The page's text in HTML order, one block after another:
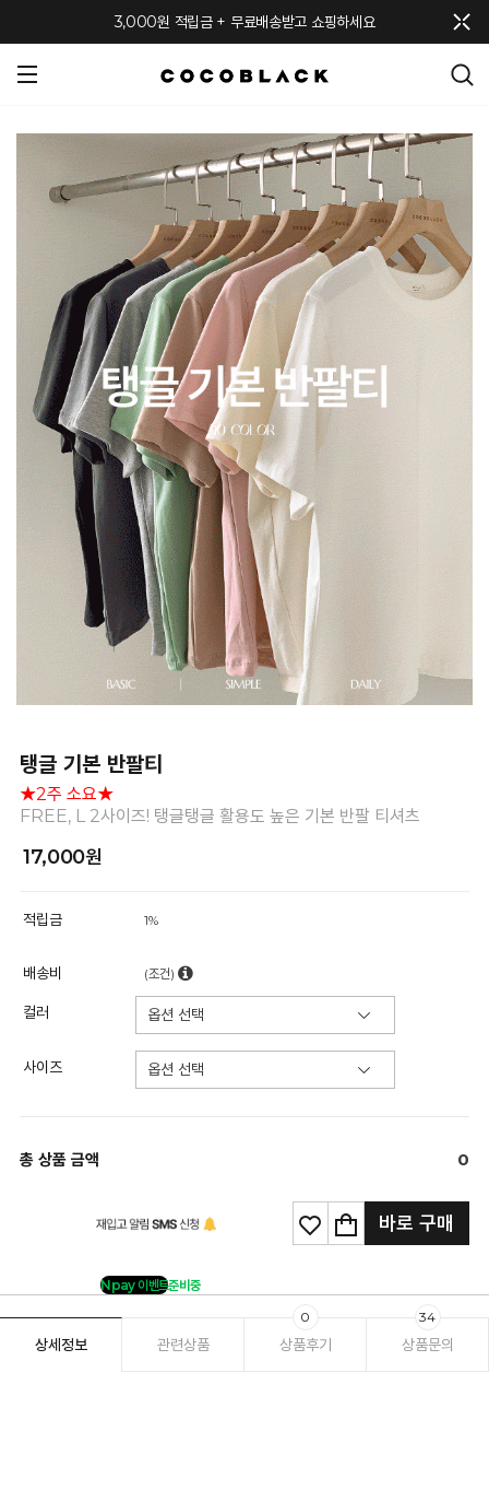
3,000원 적립금 + 무료배송받고 쇼핑하세요
탱글 기본 반팔티
★2주 소요★
FREE, L 2사이즈! 탱글탱글 활용도 높은 기본 반팔 티셔츠
17,000원
적립금 1%
배송비 (조건)
컬러
사이즈
총 상품 금액 0
바로 구매
Npay 이벤트준비중
상세정보 관련상품 상품후기
0
상품문의
34